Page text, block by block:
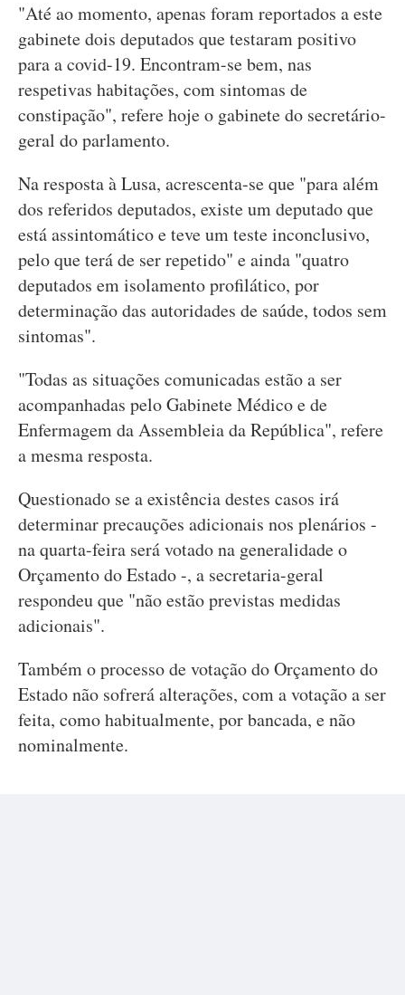
"Até ao momento, apenas foram reportados a este
gabinete dois deputados que testaram positivo
para a covid-19. Encontram-se bem, nas
respetivas habitações, com sintomas de
constipação", refere hoje o gabinete do secretário-
geral do parlamento.
Na resposta à Lusa, acrescenta-se que "para além
dos referidos deputados, existe um deputado que
está assintomático e teve um teste inconclusivo,
pelo que terá de ser repetido" e ainda "quatro
deputados em isolamento profilático, por
determinação das autoridades de saúde, todos sem
sintomas".
"Todas as situações comunicadas estão a ser
acompanhadas pelo Gabinete Médico e de
Enfermagem da Assembleia da República", refere
a mesma resposta.
Questionado se a existência destes casos irá
determinar precauções adicionais nos plenários -
na quarta-feira será votado na generalidade o
Orçamento do Estado -, a secretaria-geral
respondeu que "não estão previstas medidas
adicionais".
Também o processo de votação do Orçamento do
Estado não sofrerá alterações, com a votação a ser
feita, como habitualmente, por bancada, e não
nominalmente.